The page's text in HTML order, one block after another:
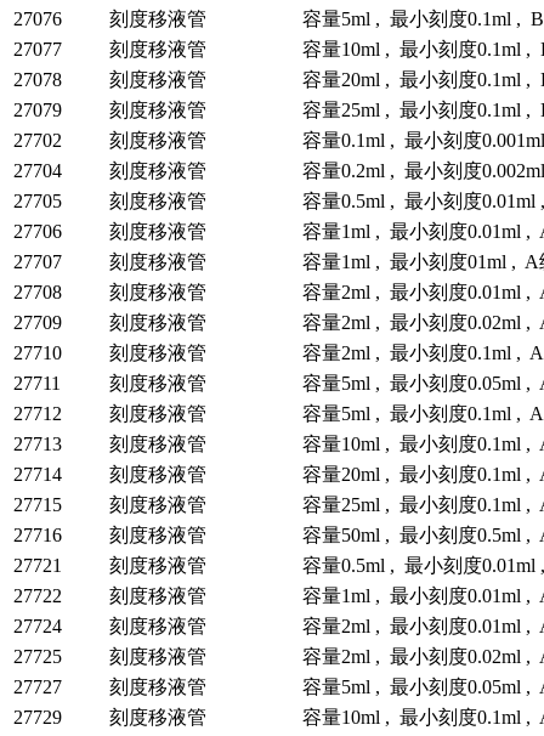
27076
刻度移液管
容量5ml , 最小刻度0.1ml ,
27077
刻度移液管
容量10ml , 最小刻度0.1ml ,
27078
刻度移液管
容量20ml , 最小刻度0.1ml ,
27079
刻度移液管
容量25ml , 最小刻度0.1ml ,
27702
刻度移液管
容量0.1ml , 最小刻度
27704
刻度移液管
容量0.2ml , 最小刻度
27705
刻度移液管
容量0.5ml , 最小刻度
27706
刻度移液管
容量1ml , 最小刻度0.01ml ,
27707
刻度移液管
容量1ml , 最小刻度01ml , A
27708
刻度移液管
容量2ml , 最小刻度0.01ml ,
27709
刻度移液管
容量2ml , 最小刻度0.02ml ,
27710
刻度移液管
容量2ml , 最小刻度0.1ml ,
27711
刻度移液管
容量5ml , 最小刻度0.05ml ,
27712
刻度移液管
容量5ml , 最小刻度0.1ml ,
27713
刻度移液管
容量10ml , 最小刻度0.1ml ,
27714
刻度移液管
容量20ml , 最小刻度0.1ml ,
27715
刻度移液管
容量25ml , 最小刻度0.1ml ,
27716
刻度移液管
容量50ml , 最小刻度0.5ml ,
27721
刻度移液管
容量0.5ml , 最小刻度0.01ml
27722
刻度移液管
容量1ml , 最小刻度0.01ml ,
27724
刻度移液管
容量2ml , 最小刻度0.01ml ,
27725
刻度移液管
容量2ml , 最小刻度0.02ml ,
27727
刻度移液管
容量5ml , 最小刻度0.05ml ,
27729
刻度移液管
容量10ml , 最小刻度0.1ml ,